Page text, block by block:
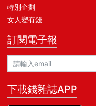
特別企劃
女人變有錢
訂閱電子報
下載錢雜誌APP